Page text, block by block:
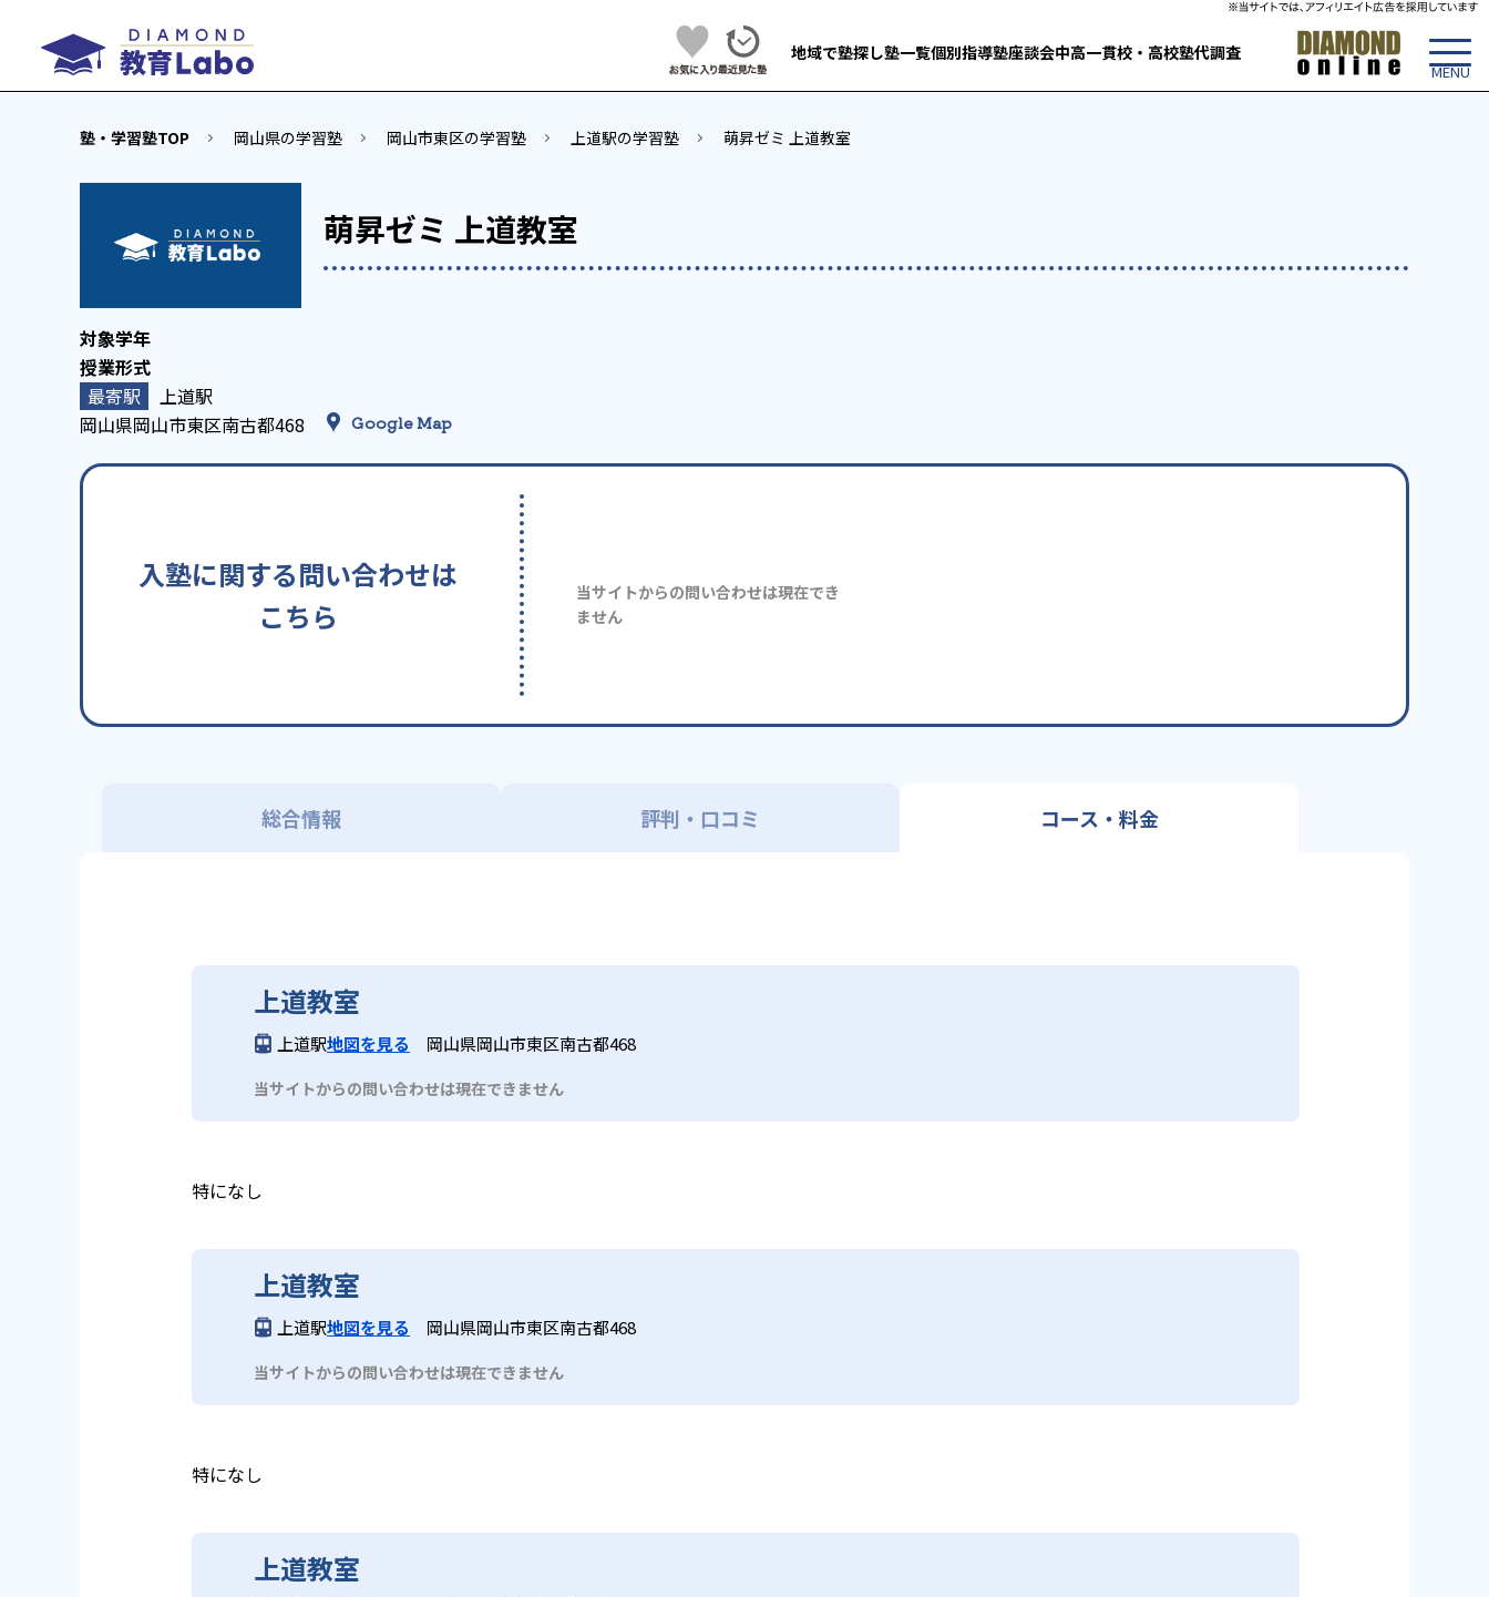
地域で塾探し塾一覧個別指導塾座談会中高一貫校・高校塾代調査
塾・学習塾TOP 岡山県の学習塾 岡山市東区の学習塾 上道駅の学習塾 萌昇ゼミ 上道教室
萌昇ゼミ 上道教室
上道駅
岡山県岡山市東区南古都468
Google Map
入塾に関する問い合わせは
こちら
当サイトからの問い合わせは現在でき
ません
総合情報 評判・口コミ コース・料金
上道教室
上道駅地図を見る 岡山県岡山市東区南古都468
当サイトからの問い合わせは現在できません
特になし
上道教室
上道駅地図を見る 岡山県岡山市東区南古都468
当サイトからの問い合わせは現在できません
特になし
上道教室